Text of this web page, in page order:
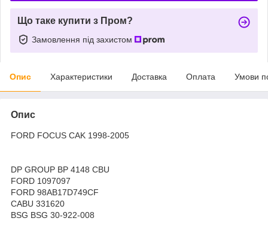
Що таке купити з Пром?
Замовлення під захистом
Опис Характеристики Доставка Оплата Умови
Опис
FORD FOCUS CAK 1998-2005
DP GROUP BP 4148 CBU
FORD 1097097
FORD 98AB17D749CF
CABU 331620
BSG BSG 30-922-008